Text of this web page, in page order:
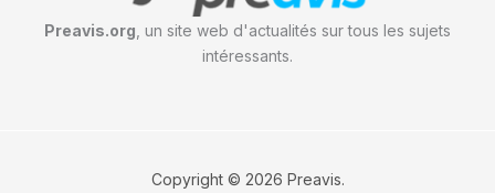
Preavis.org , un site web d'actualités sur tous les sujets
intéressants.
Copyright © 2026 Preavis.